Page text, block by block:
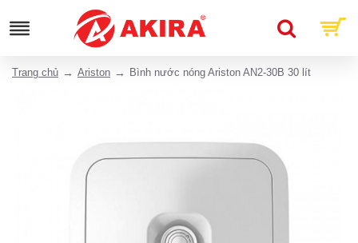
Trang chủ Ariston Bình nước nóng Ariston AN2-30B 30 lít